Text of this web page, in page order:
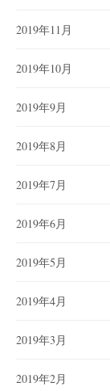
2019年11月
2019年10月
2019年9月
2019年8月
2019年7月
2019年6月
2019年5月
2019年4月
2019年3月
2019年2月